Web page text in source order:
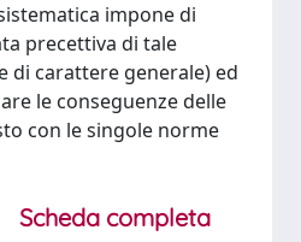
impone di
precettiva di tale
di carattere generale) ed
le conseguenze delle
con le singole norme
Scheda completa